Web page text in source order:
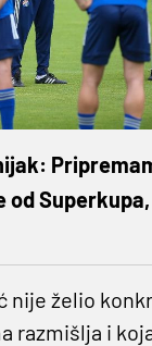
od
nije želio
razmišlja i